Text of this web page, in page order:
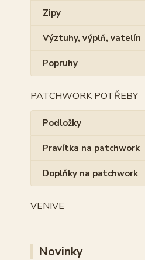
Zipy
Výztuhy, výplň, vatelín
Popruhy
PATCHWORK POTŘEBY
Podložky
Pravítka na patchwork
Doplňky na patchwork
VENIVE
Novinky